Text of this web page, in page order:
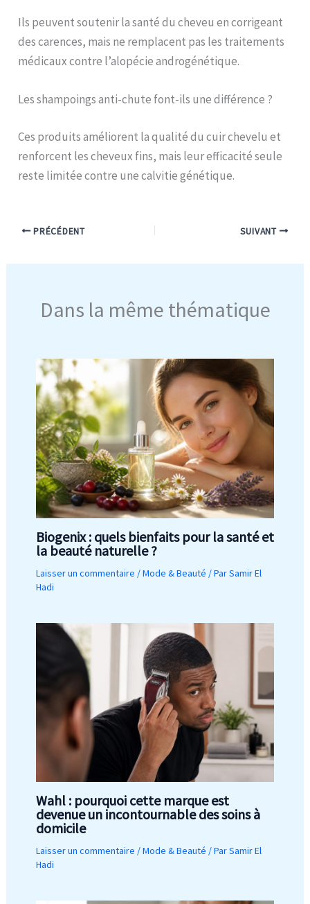
Ils peuvent soutenir la santé du cheveu en corrigeant
des carences, mais ne remplacent pas les traitements
médicaux contre l’alopécie androgénétique.
Les shampoings anti-chute font-ils une différence ?
Ces produits améliorent la qualité du cuir chevelu et
renforcent les cheveux fins, mais leur efficacité seule
reste limitée contre une calvitie génétique.
PRÉCÉDENT SUIVANT
Dans la même thématique
Biogenix : quels bienfaits pour la santé et
la beauté naturelle ?
Laisser un commentaire /Mode & Beauté / ParSamir El
Hadi
Wahl : pourquoi cette marque est
devenue un incontournable des soins à
domicile
Laisser un commentaire /Mode & Beauté / ParSamir El
Hadi